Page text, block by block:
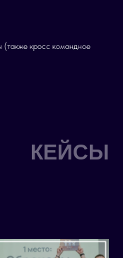
(также кросс командное
КЕЙСЫ